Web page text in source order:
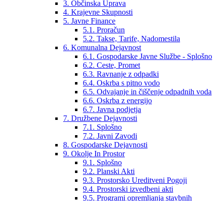
3. Občinska Uprava
4. Krajevne Skupnosti
5. Javne Finance
5.1. Proračun
5.2. Takse, Tarife, Nadomestila
6. Komunalna Dejavnost
6.1. Gospodarske Javne Službe - Splošno
6.2. Ceste, Promet
6.3. Ravnanje z odpadki
6.4. Oskrba s pitno vodo
6.5. Odvajanje in čiščenje odpadnih voda
6.6. Oskrba z energijo
6.7. Javna podjetja
7. Družbene Dejavnosti
7.1. Splošno
7.2. Javni Zavodi
8. Gospodarske Dejavnosti
9. Okolje In Prostor
9.1. Splošno
9.2. Planski Akti
9.3. Prostorsko Ureditveni Pogoji
9.4. Prostorski izvedbeni akti
9.5. Programi opremljanja stavbnih